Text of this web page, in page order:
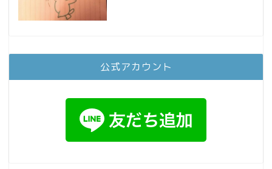
公式アカウント